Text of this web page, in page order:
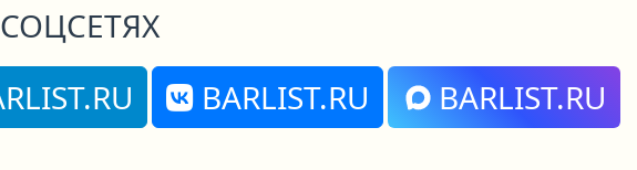
BARLIST.RU BARLIST.RU